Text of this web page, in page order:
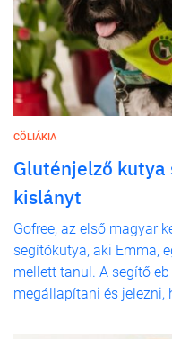
CÖLIÁKIA
Gluténjelző
kislányt
Gofree, az első magyar
segítőkutya, aki Emma,
mellett tanul. A segítő
megállapítani és jelezni,